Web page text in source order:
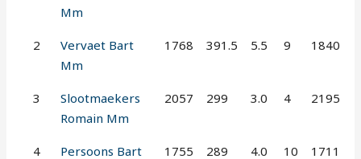
Mm
2
Vervaet Bart
Mm
1768 391.5 5.5 9 1840
3
Slootmaekers
Romain Mm
2057 299 3.0 4 2195
4
Persoons Bart
1755 289 4.0 10 1711